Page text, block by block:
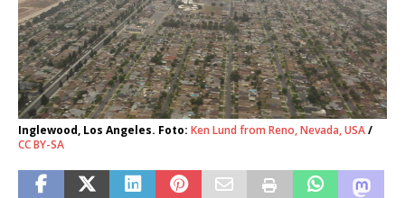
Inglewood, Los Angeles. Foto: Ken Lund from Reno, Nevada, USA/
CC BY-SA